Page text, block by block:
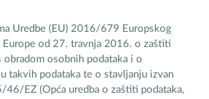
Uredbe (EU) 2016/679 Europskog
Europe od 27. travnja 2016. o zaštiti
obradom osobnih podataka i o
takvih podataka te o stavljanju izvan
46/EZ (Opća uredba o zaštiti podataka,